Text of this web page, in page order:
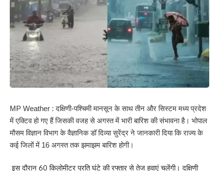
MP Weather : दक्षिणी-पश्चिमी मानसून के साथ तीन और सिस्टम मध्य प्रदेश
में एक्टिव हो गए हैं जिसकी वजह से अगस्त में भारी बारिश की संभावना है। भोपाल
मौसम विज्ञान विभाग के वैज्ञानिक डॉ दिव्या सुरेंद्र ने जानकारी दिया कि राज्य के
कई जिलों में 16 अगस्त तक झमाझम बारिश होगी।
इस दौरान 60 किलोमीटर प्रति घंटे की रफ्तार से तेज हवाएं चलेंगी। दक्षिणी